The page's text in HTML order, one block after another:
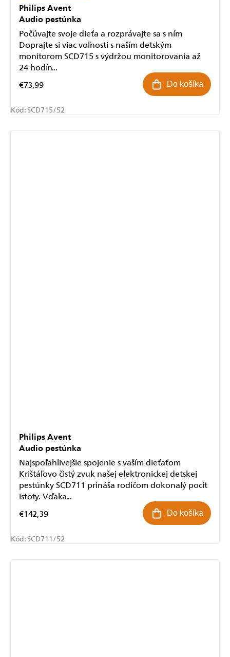
Philips Avent
Audio pestúnka
€73,99 Do košíka
Počúvajte svoje dieťa a rozprávajte sa s ním
Doprajte si viac voľnosti s naším detským
monitorom SCD715 s výdržou monitorovania až
24 hodín...
Kód:SCD715/52
Philips Avent
Audio pestúnka
€142,39 Do košíka
Najspoľahlivejšie spojenie s vaším dieťaťom
Krištáľovo čistý zvuk našej elektronickej detskej
pestúnky SCD711 prináša rodičom dokonalý pocit
istoty. Vďaka...
Kód:SCD711/52